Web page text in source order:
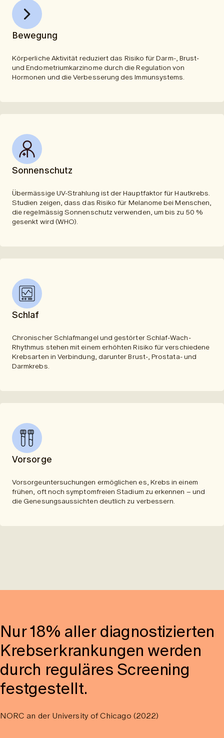
Bewegung
Körperliche Aktivität reduziert das Risiko für Darm-, Brust-
und Endometriumkarzinome durch die Regulation von
Hormonen und die Verbesserung des Immunsystems.
Sonnenschutz
Übermässige UV-Strahlung ist der Hauptfaktor für Hautkrebs.
Studien zeigen, dass das Risiko für Melanome bei Menschen,
die regelmässig Sonnenschutz verwenden, um bis zu 50 %
gesenkt wird (WHO).
Schlaf
Chronischer Schlafmangel und gestörter Schlaf-Wach-
Rhythmus stehen mit einem erhöhten Risiko für verschiedene
Krebsarten in Verbindung, darunter Brust-, Prostata- und
Darmkrebs.
Vorsorge
Vorsorgeuntersuchungen ermöglichen es, Krebs in einem
frühen, oft noch symptomfreien Stadium zu erkennen – und
die Genesungsaussichten deutlich zu verbessern.
Nur 18% aller diagnostizierten
Krebserkrankungen werden
durch reguläres Screening
festgestellt.
NORC an der University of Chicago (2022)